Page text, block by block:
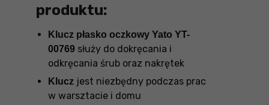
produktu:
Klucz płasko oczkowy Yato YT-
00769 służy do dokręcania i
odkręcania śrub oraz nakrętek
Klucz jest niezbędny podczas prac
w warsztacie i domu